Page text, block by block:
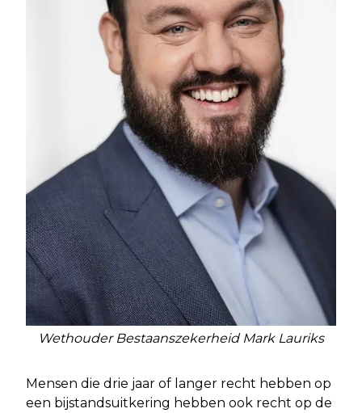
Wethouder Bestaanszekerheid Mark Lauriks
Mensen die drie jaar of langer recht hebben op
een bijstandsuitkering hebben ook recht op de